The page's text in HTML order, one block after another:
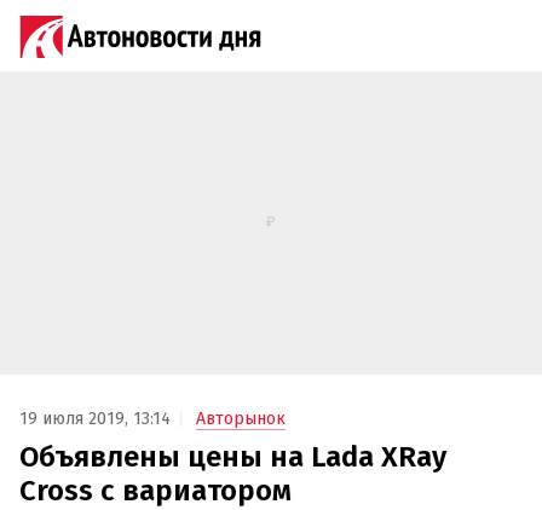
19 июля 2019, 13:14 Авторынок
Объявлены цены на Lada XRay
Cross с вариатором